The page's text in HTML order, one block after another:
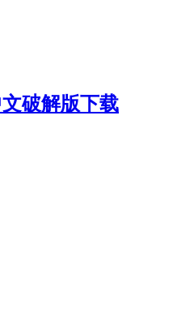
破解版下载